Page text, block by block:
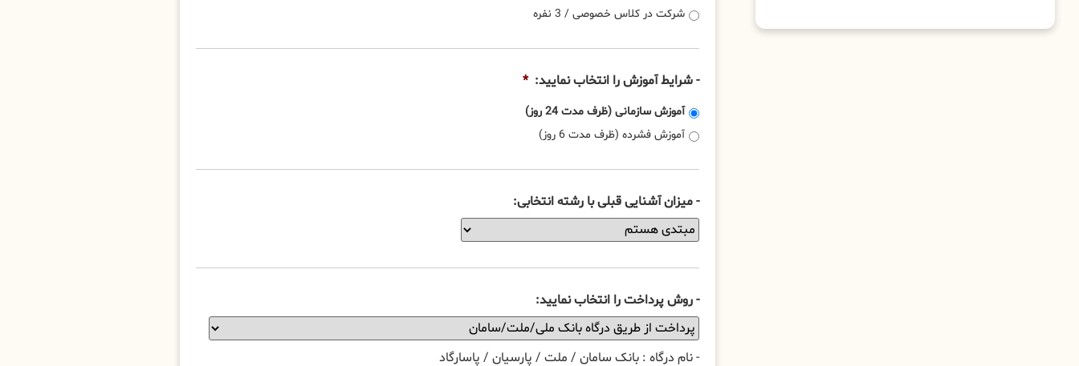
شرکت در کلاس خصوصی / 3 نفره
- شرایط آموزش را انتخاب نمایید: *
آموزش سازمانی (ظرف مدت 24 روز)
آموزش فشرده (ظرف مدت 6 روز)
- میزان آشنایی قبلی با رشته انتخابی:
- روش پرداخت را انتخاب نمایید:
- نام درگاه : بانک سامان / ملت / پارسیان / پاسارگاد